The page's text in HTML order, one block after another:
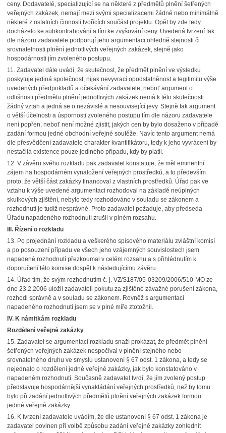
ceny. Dodavatelé, specializující se na některé z předmětů plnění šetřených
veřejných zakázek, nemají mezi svými specializacemi žádné nebo minimálně
některé z ostatních činností tvořících součást projektu. Opět by zde tedy
docházelo ke subkontrahování a tím ke zvyšování ceny. Uvedená tvrzení tak
dle názoru zadavatele podporují jeho argumentaci ohledně stejnosti či
srovnatelnosti plnění jednotlivých veřejných zakázek, stejně jako
hospodárnosti jím zvoleného postupu.
11. Zadavatel dále uvádí, že skutečnost, že předmět plnění ve výsledku
poskytuje jediná společnost, nijak nevyvrací opodstatněnost a legitimitu výše
uvedených předpokladů a očekávání zadavatele, neboť argument o
odlišnosti předmětu plnění jednotlivých zakázek nemá k této skutečnosti
žádný vztah a jedná se o nezávislé a nesouvisející jevy. Stejně tak argument
o větší účelnosti a úspornosti zvoleného postupu tím dle názoru zadavatele
není popřen, neboť není možné zjistit, jakých cen by bylo dosaženo v případě
zadání formou jedné obchodní veřejné soutěže. Navíc tento argument nemá
dle přesvědčení zadavatele charakter kvantifikátoru, tedy k jeho vyvrácení by
nestačila existence pouze jediného případu, kdy by platil.
12. V závěru svého rozkladu pak zadavatel konstatuje, že měl eminentní
zájem na hospodárném vynaložení veřejných prostředků, a to především
proto, že větší část zakázky financoval z vlastních prostředků. Úřad pak ve
vztahu k výše uvedené argumentaci rozhodoval na základě neúplných
skutkových zjištění, nebylo tedy rozhodováno v souladu se zákonem a
rozhodnutí je tudíž nesprávné. Proto zadavatel požaduje, aby předseda
Úřadu napadeného rozhodnutí zrušil v plném rozsahu.
III. Řízení o rozkladu
13. Po projednání rozkladu a veškerého spisového materiálu zvláštní komisí
a po posouzení případu ve všech jeho vzájemných souvislostech jsem
napadené rozhodnutí přezkoumal v celém rozsahu a s přihlédnutím k
doporučení této komise dospěl k následujícímu závěru.
14. Úřad tím, že svým rozhodnutím č. j. VZ/S187/05-03209/2006/510-MO ze
dne 23.2.2006 uložil zadavateli pokutu za zjištěné závažné porušení zákona,
rozhodl správně a v souladu se zákonem. Rovněž s argumentací
napadeného rozhodnutí jsem se v plné míře ztotožnil.
IV. K námitkám rozkladu
Rozdělení veřejné zakázky
15. Zadavatel se argumentací rozkladu snaží prokázat, že předmět plnění
šetřených veřejných zakázek nespočíval v plnění stejného nebo
srovnatelného druhu ve smyslu ustanovení § 67 odst. 1 zákona, a tedy se
nejednalo o rozdělení jedné veřejné zakázky, jak bylo konstatováno v
napadeném rozhodnutí. Současně zadavatel tvrdí, že jím zvolený postup
představuje hospodárnější vynakládání veřejných prostředků, než by tomu
bylo při zadání jednotlivých předmětů plnění veřejných zakázek formou
jediné veřejné zakázky.
16. K tvrzení zadavatele uvádím, že dle ustanovení § 67 odst. 1 zákona je
zadavatel povinen při volbě způsobu zadání veřejné zakázky zohlednit